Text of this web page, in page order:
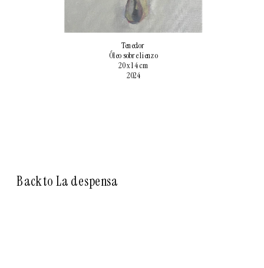
Tenedor
Óleo sobre lienzo
20 x 14 cm
2024
Back to La despensa